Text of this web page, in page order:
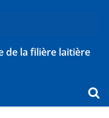
de la filière laitière